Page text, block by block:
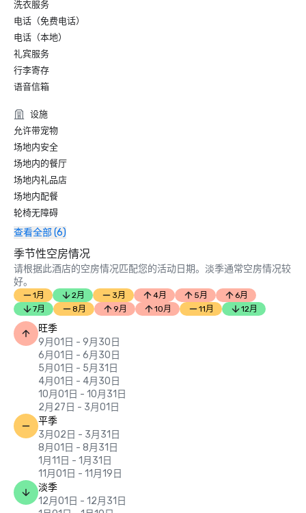
洗衣服务
电话（免费电话）
电话（本地）
礼宾服务
行李寄存
语音信箱
设施
允许带宠物
场地内安全
场地内的餐厅
场地内礼品店
场地内配餐
轮椅无障碍
查看全部 (6)
季节性空房情况
请根据此酒店的空房情况匹配您的活动日期。淡季通常空房情况较
好。
1月 2月 3月 4月 5月
6月
7月
8月 9月 10月 11月 12月
旺季
9月01日 - 9月30日
6月01日 - 6月30日
5月01日 - 5月31日
4月01日 - 4月30日
10月01日 - 10月31日
2月27日 - 3月01日
平季
3月02日 - 3月31日
8月01日 - 8月31日
1月11日 - 1月31日
11月01日 - 11月19日
淡季
12月01日 - 12月31日